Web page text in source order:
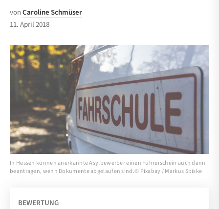
vonCaroline Schmüser
11. April 2018
In Hessen können anerkannte Asylbewerber einen Führerschein auch dann
beantragen, wenn Dokumente abgelaufen sind.© Pixabay / Markus Spiske
BEWERTUNG